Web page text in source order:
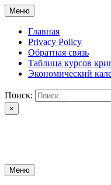
Перейти
к
содержимому
Меню
Главная
Privacy Policy
Обратная связь
Таблица курсов
Экономический
Поиск:
×
Меню